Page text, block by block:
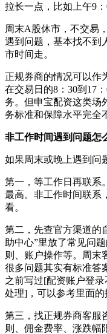
拉长一点，比如上午9：
周末A股休市，不交易
遇到问题，基本找不到
市时间走。
正规券商的情况可以作
在交易日的8：30到17
务。但申宝配资这类场
务标准和保障水平完全
非工作时间遇到问题怎
如果周末或晚上遇到问
第一，等工作日再联系
最高。非工作时间联系
看。
第二，先查官方渠道的
助中心”里放了常见问
则、账户操作等。周末
很多问题其实有标准答
之前写过[配资账户登
处理]，可以参考里面的
第三，找正规券商客服
则、佣金费率、涨跌幅